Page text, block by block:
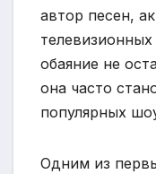
автор песен,
обаяние не
она часто
популярных
Одним из